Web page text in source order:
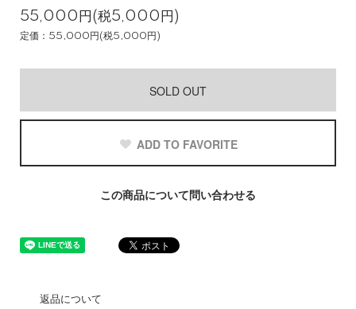
55,000円(税5,000円)
定価：55,000円(税5,000円)
SOLD OUT
ADD TO FAVORITE
この商品について問い合わせる
返品について